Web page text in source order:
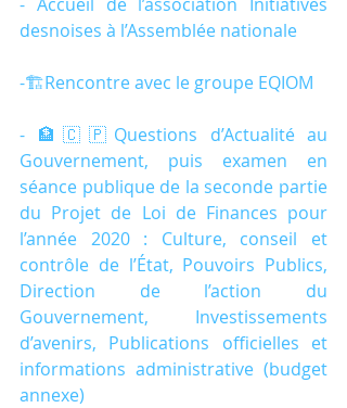
desnoises à l’Assemblée nationale
-🏗️Rencontre avec le groupe EQIOM
- 🏦🇨🇵Questions d’Actualité au
Gouvernement, puis examen en
séance publique de la seconde partie
du Projet de Loi de Finances pour
l’année 2020 : Culture, conseil et
contrôle de l’État, Pouvoirs Publics,
Direction de l’action du
Gouvernement, Investissements
d’avenirs, Publications officielles et
informations administrative (budget
annexe)